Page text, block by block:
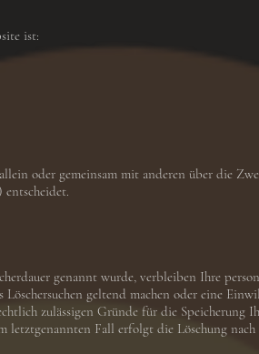
ist:
oder gemeinsam mit anderen über die
entscheidet.
genannt wurde, verbleiben Ihre
geltend machen oder eine
zulässigen Gründe für die Speicherung
letztgenannten Fall erfolgt die Löschung